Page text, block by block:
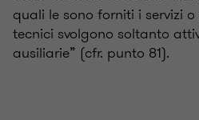
quali le sono forniti i servizi
tecnici svolgono soltanto
ausiliarie” (cfr. punto 81).